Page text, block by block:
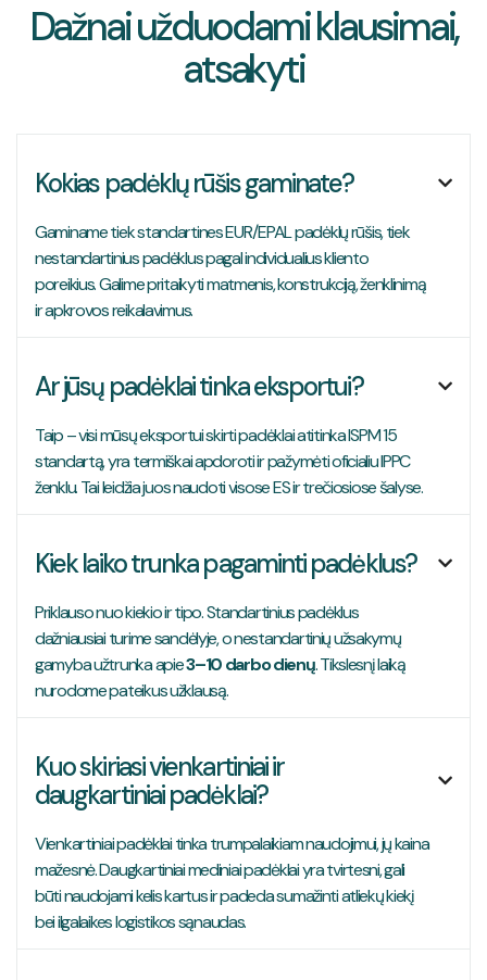
Dažnai užduodami klausimai,
atsakyti
Kokias padėklų rūšis gaminate? 
Gaminame tiek standartines EUR/EPAL padėklų rūšis, tiek
nestandartinius padėklus pagal individualius kliento
poreikius. Galime pritaikyti matmenis, konstrukciją, ženklinimą
ir apkrovos reikalavimus.
Ar jūsų padėklai tinka eksportui? 
Taip – visi mūsų eksportui skirti padėklai atitinka ISPM 15
standartą, yra termiškai apdoroti ir pažymėti oficialiu IPPC
ženklu. Tai leidžia juos naudoti visose ES ir trečiosiose šalyse.
Kiek laiko trunka pagaminti padėklus? 
Priklauso nuo kiekio ir tipo. Standartinius padėklus
dažniausiai turime sandėlyje, o nestandartinių užsakymų
gamyba užtrunka apie3–10 darbo dienų. Tikslesnį laiką
nurodome pateikus užklausą.
Kuo skiriasi vienkartiniai ir
daugkartiniai padėklai?

Vienkartiniai padėklai tinka trumpalaikiam naudojimui, jų kaina
mažesnė. Daugkartiniai mediniai padėklai yra tvirtesni, gali
būti naudojami kelis kartus ir padeda sumažinti atliekų kiekį
bei ilgalaikes logistikos sąnaudas.